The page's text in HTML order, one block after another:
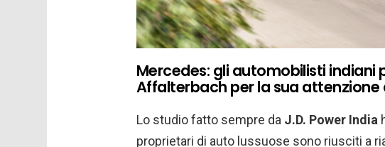
Mercedes: gli automobilisti indiani
Affalterbach per la sua attenzione
Lo studio fatto sempre da J.D. Power India
proprietari di auto lussuose sono riusciti a